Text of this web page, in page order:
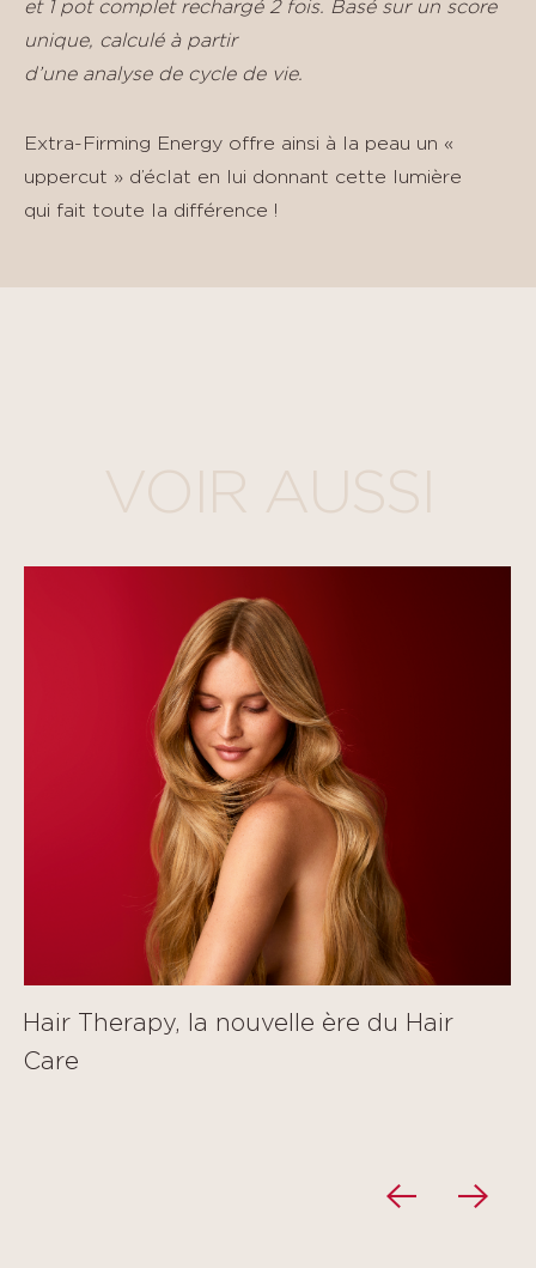
et 1 pot complet rechargé 2 fois. Basé sur un score
unique, calculé à partir
d’une analyse de cycle de vie.
Extra-Firming Energy offre ainsi à la peau un «
uppercut » d’éclat en lui donnant cette lumière
qui fait toute la différence !
Hair Therapy, la nouvelle ère du Hair
Care